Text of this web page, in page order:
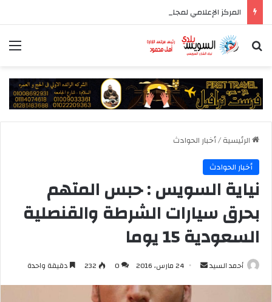
بحث عن
الرئيسية/أخبار الحوادث
أخبار الحوادث
نياية السويس : حبس المتهم
بحرق سيارات الشرطة والقنصلية
السعودية 15 يوما
أحمد السيد
أرسل
إلكترونيا
24 مارس، 2016 0
232 دقيقة واحدة